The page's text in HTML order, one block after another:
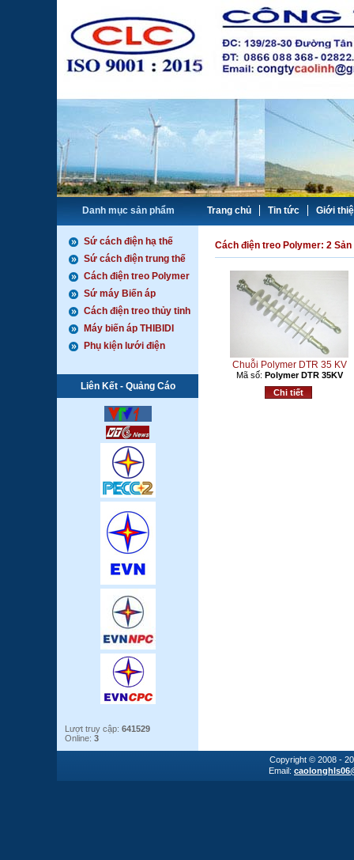
Danh mục sản phẩm Trang chủ Tin tức Giới
Sứ cách điện hạ thế
Sứ cách điện trung thế
Cách điện treo Polymer
Sứ máy Biến áp
Cách điện treo thủy tinh
Máy biến áp THIBIDI
Phụ kiện lưới điện
Liên Kết - Quảng Cáo
Lượt truy cập: 641529
Online: 3
Cách điện treo Polymer: 2 Sản
Chuỗi Polymer DTR 35 KV
Mã số: Polymer DTR 35KV
Chi tiết
Copyright © 2008 -
Email: